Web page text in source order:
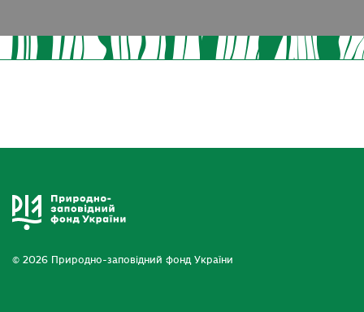
© 2026 Природно-заповідний фонд України